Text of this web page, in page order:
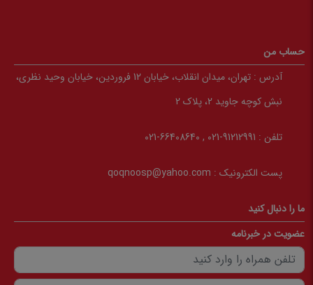
حساب من
آدرس :
تهران، میدان انقلاب، خیابان 12 فروردین، خیابان وحید نظری،
نبش کوچه جاوید 2، پلاک 2
تلفن : 91212991-021 , 66408640-021
پست الکترونیک : qoqnoosp@yahoo.com
ما را دنبال کنید
عضویت در خبرنامه